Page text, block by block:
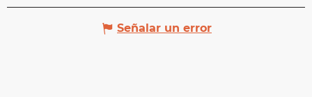
Señalar un error